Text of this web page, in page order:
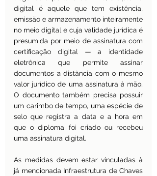
digital é aquele que tem existência,
emissão e armazenamento inteiramente
no meio digital e cuja validade jurídica é
presumida por meio de assinatura com
certificação digital — a identidade
eletrônica que permite assinar
documentos a distância com o mesmo
valor jurídico de uma assinatura à mão.
O documento também precisa possuir
um carimbo de tempo, uma espécie de
selo que registra a data e a hora em
que o diploma foi criado ou recebeu
uma assinatura digital.
As medidas devem estar vinculadas à
já mencionada Infraestrutura de Chaves